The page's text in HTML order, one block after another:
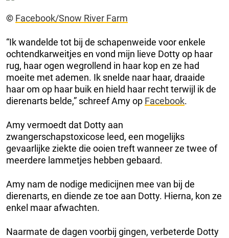
© Facebook/Snow River Farm
“Ik wandelde tot bij de schapenweide voor enkele
ochtendkarweitjes en vond mijn lieve Dotty op haar
rug, haar ogen wegrollend in haar kop en ze had
moeite met ademen. Ik snelde naar haar, draaide
haar om op haar buik en hield haar recht terwijl ik de
dierenarts belde,” schreef Amy op Facebook.
Amy vermoedt dat Dotty aan
zwangerschapstoxicose leed, een mogelijks
gevaarlijke ziekte die ooien treft wanneer ze twee of
meerdere lammetjes hebben gebaard.
Amy nam de nodige medicijnen mee van bij de
dierenarts, en diende ze toe aan Dotty. Hierna, kon ze
enkel maar afwachten.
Naarmate de dagen voorbij gingen, verbeterde Dotty